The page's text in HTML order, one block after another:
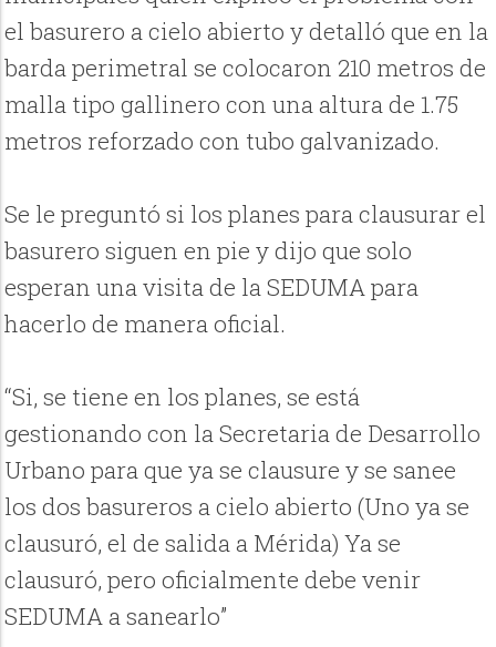
el basurero a cielo abierto y detalló que en la
barda perimetral se colocaron 210 metros de
malla tipo gallinero con una altura de 1.75
metros reforzado con tubo galvanizado.
Se le preguntó si los planes para clausurar el
basurero siguen en pie y dijo que solo
esperan una visita de la SEDUMA para
hacerlo de manera oficial.
“Si, se tiene en los planes, se está
gestionando con la Secretaria de Desarrollo
Urbano para que ya se clausure y se sanee
los dos basureros a cielo abierto (Uno ya se
clausuró, el de salida a Mérida) Ya se
clausuró, pero oficialmente debe venir
SEDUMA a sanearlo”